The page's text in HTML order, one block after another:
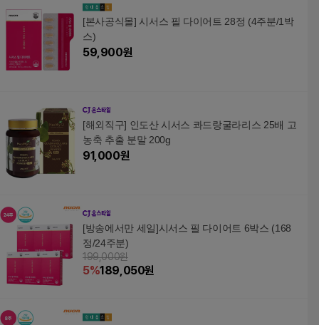
[본사공식몰] 시서스 필 다이어트 28정 (4주분/1박
스)
59,900원
[해외직구] 인도산 시서스 콰드랑굴라리스 25배 고
농축 추출 분말 200g
91,000원
[방송에서만 세일]시서스 필 다이어트 6박스 (168
정/24주분)
199,000원
5%189,050원